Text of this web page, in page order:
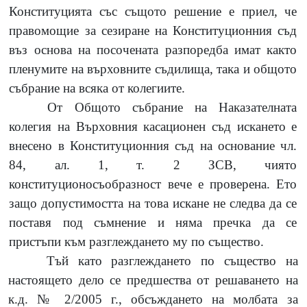
Конституцията със същото решение е приел, че
правомощие за сезиране на Конституционния съд
въз основа на посочената разпоредба имат както
пленумите на върховните съдилища, така и общото
събрание на всяка от колегиите.
От Общото събрание на Наказателната
колегия на Върховния касационен съд искането е
внесено в Конституционния съд на основание чл.
84, ал. 1,т. 2 ЗСВ, чиято
конституционосъобразност вече е проверена. Ето
защо допустимостта на това искане не следва да се
поставя под съмнение и няма пречка да се
пристъпи към разглеждането му по същество.
Тъй като разглеждането по същество на
настоящето дело се предшества от решаването на
к.д.№ 2/2005 г., обсъждането на молбата за